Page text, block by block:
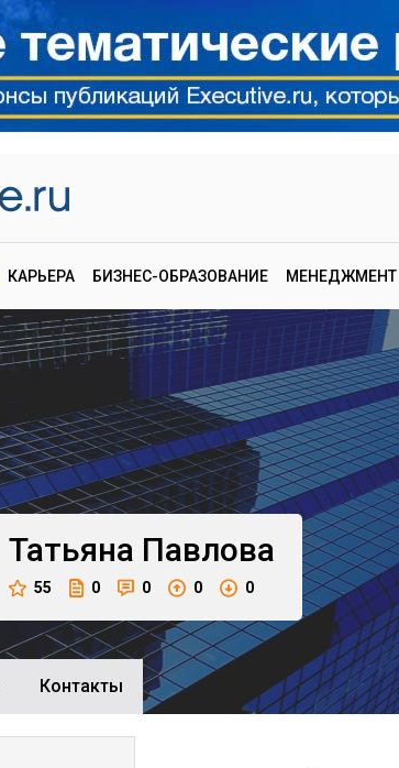
КАРЬЕРА БИЗНЕС-ОБРАЗОВАНИЕ МЕНЕДЖМЕНТ
Татьяна Павлова
55 0 0 0 0
Контакты